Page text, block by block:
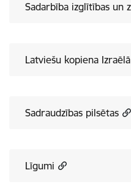
Sadarbība izglītības un
Latviešu kopiena Izraēlā
Sadraudzības pilsētas
Līgumi